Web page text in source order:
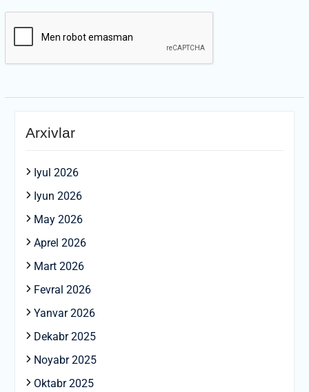
Arxivlar
Iyul 2026
Iyun 2026
May 2026
Aprel 2026
Mart 2026
Fevral 2026
Yanvar 2026
Dekabr 2025
Noyabr 2025
Oktabr 2025